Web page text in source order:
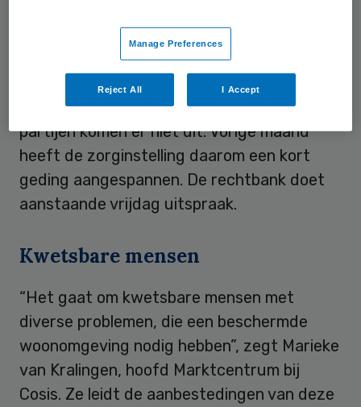
Sinds augustus
Cosis onderhandelt al sinds augustus
hierover met de gemeenten, maar beide
partijen komen er niet uit. Vorige maand
heeft de zorginstelling daarom een kort
geding aangespannen. De rechtbank doet
aanstaande vrijdag uitspraak.
Kwetsbare mensen
“Het gaat om kwetsbare mensen met
diverse problemen, die een beschermde
woonomgeving nodig hebben”, zegt Marieke
van Kralingen, hoofd Marktcentrum bij
Cosis. Ze leidt de aanbestedingen van deze
Manage Preferences
Reject All I Accept